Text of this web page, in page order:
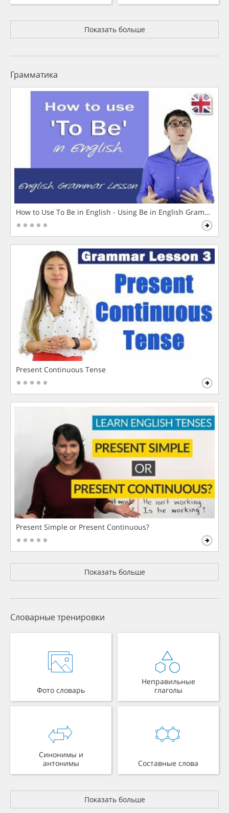
Показать больше
Грамматика
How to Use To Be in English - Using Be in English Grammar
Present Continuous Tense
Present Simple or Present Continuous?
Показать больше
Словарные тренировки
Фото словарь
Неправильные
глаголы
Синонимы и
антонимы
Составные слова
Показать больше